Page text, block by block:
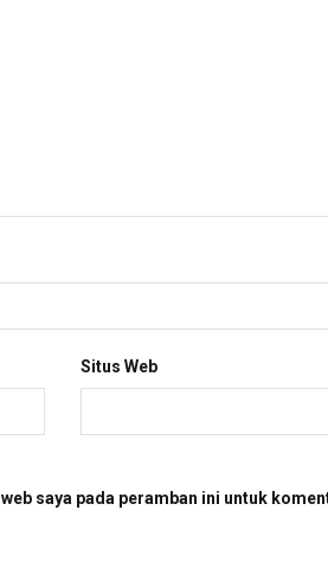
Situs Web
saya pada peramban ini untuk